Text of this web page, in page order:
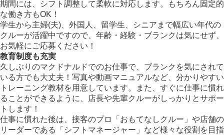
期間には、シフト調整して柔軟に対応します。もちろん固定的
な働き方もOK！
学生から主婦(夫)、外国人、留学生、シニアまで幅広い年代の
クルーが活躍中ですので、年齢・経験・ブランクは気にせず、
お気軽にご応募ください！
教育制度も充実
久しぶりのマクドナルドでのお仕事で、ブランクを気にされて
いる方でも大丈夫！写真や動画マニュアルなど、分かりやすい
トレーニング教材を用意しています。また、すぐに仕事に慣れ
ることができるように、店長や先輩クルーがしっかりとサポー
トします！
仕事に慣れた後は、接客のプロ「おもてなしクルー」や店舗の
リーダーである「シフトマネージャー」など様々な役割を目指